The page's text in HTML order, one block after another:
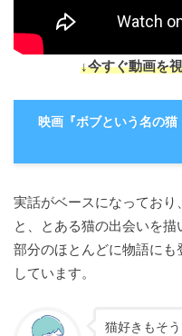
↓今すぐ動画を
映画『ボブという名の
実話がベースになってお
と、とある猫の出会いを
部分のほとんどに物語に
しています。
猫好きもそ